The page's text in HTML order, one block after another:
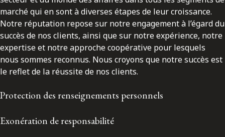
marché qui en sont à diverses étapes de leur croissance.
Notre réputation repose sur notre engagement à l’égard du
succès de nos clients, ainsi que sur notre expérience, notre
expertise et notre approche coopérative pour lesquels
nous sommes reconnus. Nous croyons que notre succès est
le reflet de la réussite de nos clients.
Protection des renseignements personnels
Exonération de responsabilité